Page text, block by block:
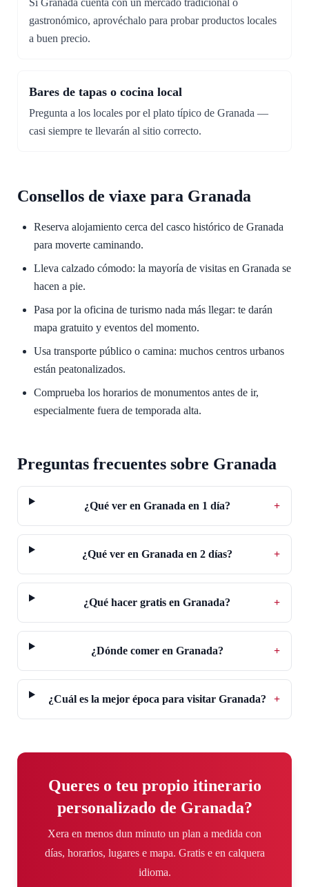
Si Granada cuenta con un mercado tradicional o
gastronómico, aprovéchalo para probar productos locales
a buen precio.
Bares de tapas o cocina local
Pregunta a los locales por el plato típico de Granada —
casi siempre te llevarán al sitio correcto.
Consellos de viaxe para Granada
Reserva alojamiento cerca del casco histórico de Granada
para moverte caminando.
Lleva calzado cómodo: la mayoría de visitas en Granada se
hacen a pie.
Pasa por la oficina de turismo nada más llegar: te darán
mapa gratuito y eventos del momento.
Usa transporte público o camina: muchos centros urbanos
están peatonalizados.
Comprueba los horarios de monumentos antes de ir,
especialmente fuera de temporada alta.
Preguntas frecuentes sobre Granada
¿Qué ver en Granada en 1 día? +
¿Qué ver en Granada en 2 días? +
¿Qué hacer gratis en Granada? +
¿Dónde comer en Granada? +
¿Cuál es la mejor época para visitar Granada? +
Queres o teu propio itinerario
personalizado de Granada?
Xera en menos dun minuto un plan a medida con
días, horarios, lugares e mapa. Gratis e en calquera
idioma.